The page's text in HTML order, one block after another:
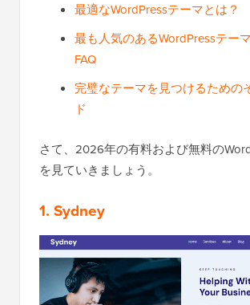
最適なWordPressテーマとは？
最も人気のあるWordPressテー
FAQ
完璧なテーマを見つけるための
ド
さて、2026年の有料および無料の
を見ていきましょう。
1. Sydney